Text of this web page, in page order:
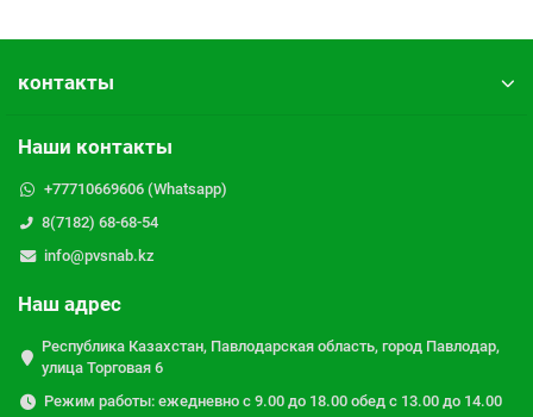
контакты
Наши контакты
+77710669606 (Whatsapp)
8(7182) 68-68-54
info@pvsnab.kz
Наш адрес
Республика Казахстан, Павлодарская область, город Павлодар,
улица Торговая 6
Режим работы: ежедневно с 9.00 до 18.00 обед с 13.00 до 14.00